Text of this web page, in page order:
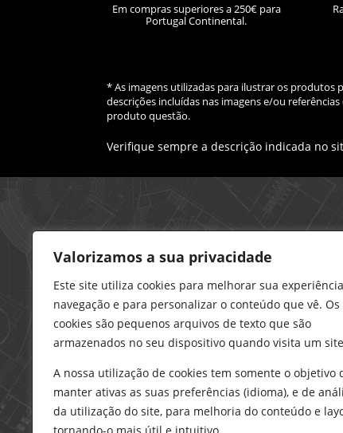
Valorizamos a sua privacidade
Este site utiliza cookies para melhorar sua
navegação e para personalizar o conteúdo que vê. Os
cookies são pequenos arquivos de texto que são
armazenados no seu dispositivo quando visita um
A nossa utilização de cookies tem somente o objetivo
manter ativas as suas preferências (idioma), e de
da utilização do site, para melhoria do conteúdo e
Em compras superiores a 250€ para
Portugal Continental.
* As imagens utilizadas para ilustrar os produtos
descrições incluídas nas imagens e/ou
produto questão.
Verifique sempre a descrição indicada no
21 296 0195
912 606 251
charneca@delarobia.pt
R. António Andrade, 1116
2820-287 • Charneca da Caparica
Loja – Tires
214 453 329
919 865 192